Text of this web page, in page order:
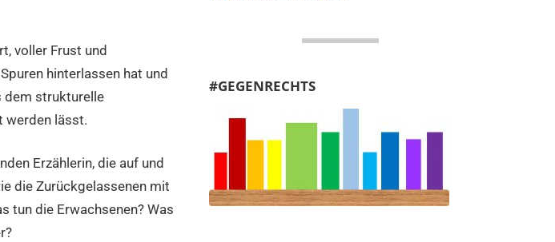
voller Frust und
hinterlassen hat und
dem strukturelle
werden lässt.
Erzählerin, die auf und
die Zurückgelassenen mit
tun die Erwachsenen? Was
#GEGENRECHTS